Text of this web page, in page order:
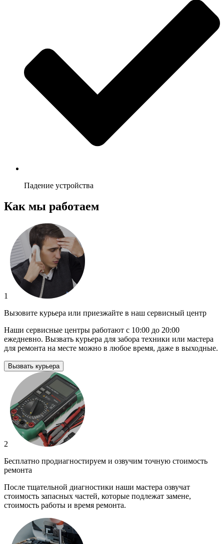
Падение устройства
Как мы работаем
1
Вызовите курьера или приезжайте в наш сервисный центр
Наши сервисные центры работают с 10:00 до 20:00
ежедневно. Вызвать курьера для забора техники или мастера
для ремонта на месте можно в любое время, даже в выходные.
Вызвать курьера
2
Бесплатно продиагностируем и озвучим точную стоимость
ремонта
После тщательной диагностики наши мастера озвучат
стоимость запасных частей, которые подлежат замене,
стоимость работы и время ремонта.